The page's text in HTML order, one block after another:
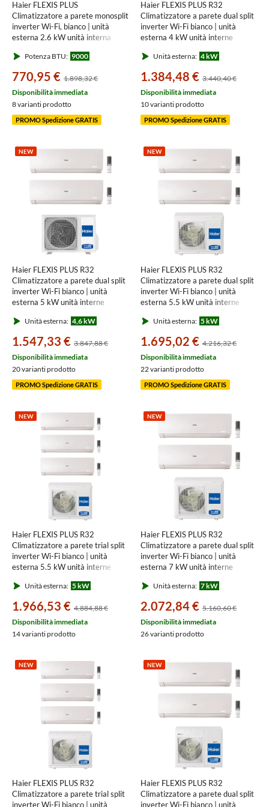
Haier FLEXIS PLUS
Climatizzatore a parete monosplit
inverter Wi-Fi, bianco | unità
esterna 2.6 kW unità interna
2+AS25S2SF1FA-MW3
Potenza BTU: 9000
770,95 € 1.898,32 €
Disponibilità immediata
8 varianti prodotto
PROMO Spedizione GRATIS
Haier FLEXIS PLUS R32
Climatizzatore a parete dual split
inverter Wi-Fi bianco | unità
esterna 4 kW unità interne
2U40S2SM1FA+AS[20|20]S2SF1FA-
Unità esterna: 4 kW
1.384,48 € 3.440,40 €
Disponibilità immediata
10 varianti prodotto
PROMO Spedizione GRATIS
NEW
Haier FLEXIS PLUS R32
Climatizzatore a parete dual split
inverter Wi-Fi bianco | unità
esterna 5 kW unità interne
2U50S2SM1FA+AS[20|20]S2SF1FA-
Unità esterna: 4,6 kW
1.547,33 € 3.847,88 €
Disponibilità immediata
20 varianti prodotto
PROMO Spedizione GRATIS
NEW
Haier FLEXIS PLUS R32
Climatizzatore a parete dual split
inverter Wi-Fi bianco | unità
esterna 5.5 kW unità interne
3U55S2SR5FA+AS[20|25]S2SF1FA-
Unità esterna: 5 kW
1.695,02 € 4.216,32 €
Disponibilità immediata
22 varianti prodotto
PROMO Spedizione GRATIS
NEW
Haier FLEXIS PLUS R32
Climatizzatore a parete trial split
inverter Wi-Fi bianco | unità
esterna 5.5 kW unità interne
3U55S2SR3FA+AS[20|20|20]S2SF1FA-
Unità esterna: 5 kW
1.966,53 € 4.884,88 €
Disponibilità immediata
14 varianti prodotto
NEW
Haier FLEXIS PLUS R32
Climatizzatore a parete dual split
inverter Wi-Fi bianco | unità
esterna 7 kW unità interne
3U70S2SR5FA+AS[20|35]S2SF1FA-
Unità esterna: 7 kW
2.072,84 € 5.160,60 €
Disponibilità immediata
26 varianti prodotto
NEW
Haier FLEXIS PLUS R32
Climatizzatore a parete trial split
inverter Wi-Fi bianco | unità
NEW
Haier FLEXIS PLUS R32
Climatizzatore a parete dual split
inverter Wi-Fi bianco | unità